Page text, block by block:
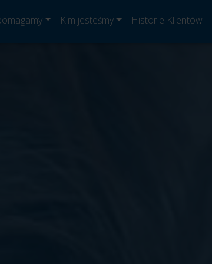
Kim jesteśmy Historie Klientów